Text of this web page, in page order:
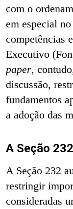
com o
em especial
competências
Executivo
paper,
discussão,
fundamentos
a adoção das
A Seção 232
A Seção 232
restringir
consideradas